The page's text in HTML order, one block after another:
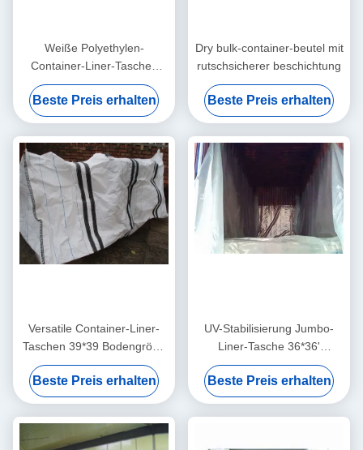
Weiße Polyethylen-
Container-Liner-Taschen
Endverpackungslösung für
den Massenversand
Beste Preis erhalten
Dry bulk-container-beutel mit
rutschsicherer beschichtung
Beste Preis erhalten
Versatile Container-Liner-
Taschen 39*39 Bodengröße
mit oder ohne Liner
Beste Preis erhalten
UV-Stabilisierung Jumbo-
Liner-Tasche 36*36'
Bodengröße für
maßgeschneiderte
Verpackungslösungen
Beste Preis erhalten